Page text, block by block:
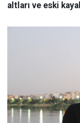
altları ve eski